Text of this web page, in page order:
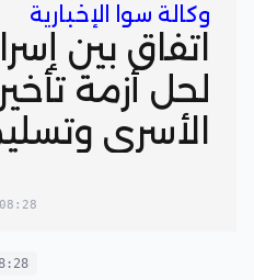
وكالة سوا الإخبارية
اتفاق بين
لحل أزمة
الأسرى
08:28